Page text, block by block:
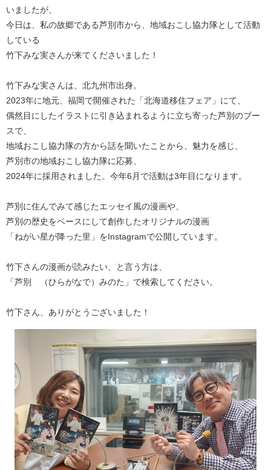
いましたが、
今日は、私の故郷である芦別市から、地域おこし協力隊として活動
している
竹下みな実さんが来てくださいました！
竹下みな実さんは、北九州市出身。
2023年に地元、福岡で開催された「北海道移住フェア」にて、
偶然目にしたイラストに引き込まれるように立ち寄った芦別のブー
スで、
地域おこし協力隊の方から話を聞いたことから、魅力を感じ、
芦別市の地域おこし協力隊に応募、
2024年に採用されました。今年6月で活動は3年目になります。
芦別に住んでみて感じたエッセイ風の漫画や、
芦別の歴史をベースにして創作したオリジナルの漫画
「ねがい星が降った里」をInstagramで公開しています。
竹下さんの漫画が読みたい、と言う方は、
「芦別 （ひらがなで）みのた」で検索してください。
竹下さん、ありがとうございました！